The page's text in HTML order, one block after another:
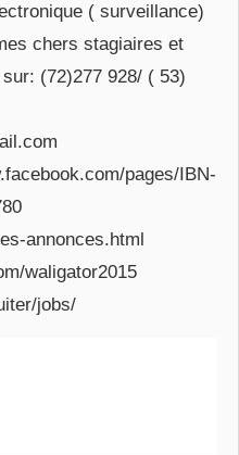
( surveillance)
chers stagiaires et
(72)277 928/ ( 53)
pages/IBN-
annonces.html
waligator2015
jobs/